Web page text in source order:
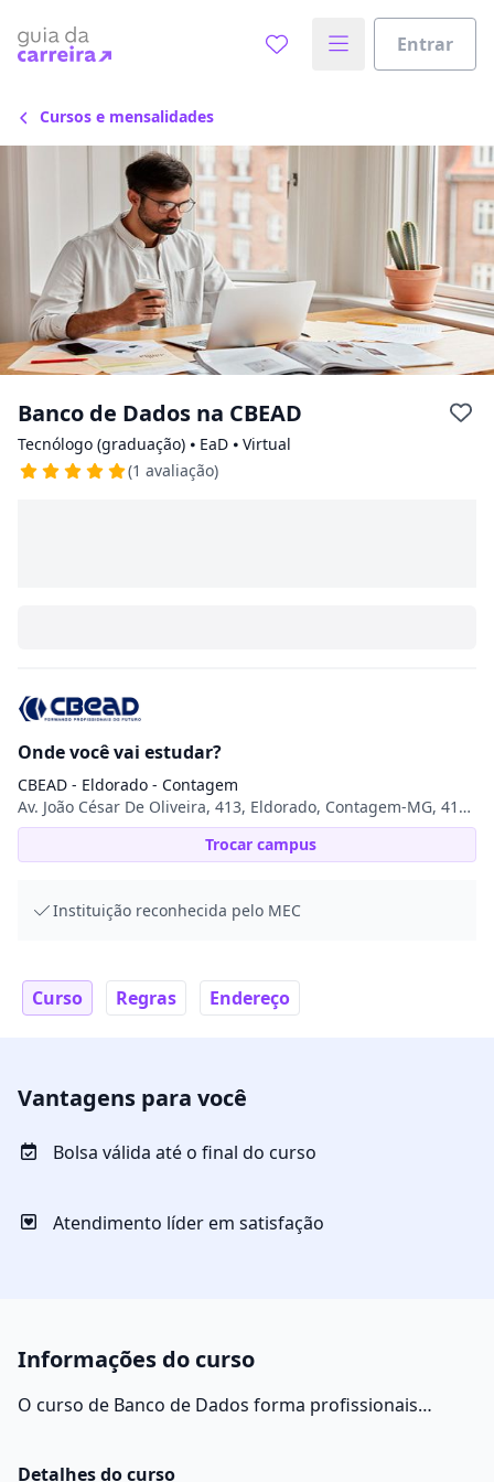
Entrar
Cursos e mensalidades
Banco de Dados na CBEAD
Tecnólogo (graduação) ⦁ EaD ⦁ Virtual
(1 avaliação)
Onde você vai estudar?
CBEAD - Eldorado - Contagem
Av. João César De Oliveira, 413, Eldorado, Contagem-MG, 413, Eldorado, 32315-000, Contagem, MG
Trocar campus
Escolha de unidade
Distâncias calculadas à partir de São Paulo, SP.
Ops! Não encontramos nenhuma
unidade
Verifique se digitou corretamente, ou experimente
buscar por outras unidades.
Escolher unidade
Instituição reconhecida pelo MEC
Curso Regras Endereço
Vantagens para você
Bolsa válida até o final do curso
Atendimento líder em satisfação
Informações do curso
O curso de Banco de Dados forma profissionais
Detalhes do curso